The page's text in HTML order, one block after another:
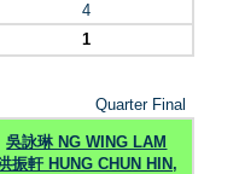
4
1
Quarter Final
吳詠琳 NG WING LAM
振軒 HUNG CHUN HIN,